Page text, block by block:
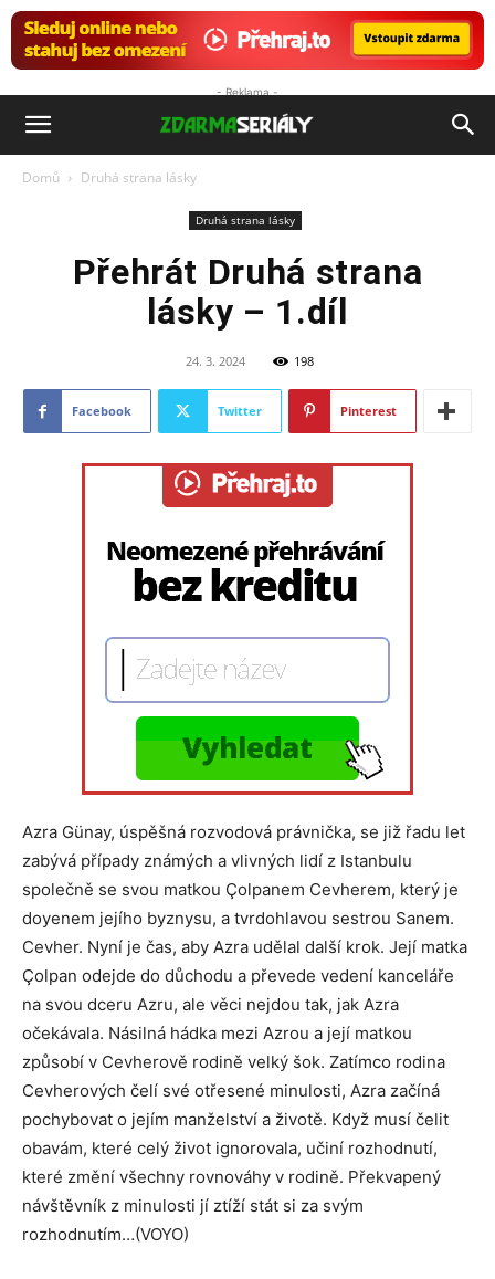
- Reklama -
ZdarmaSeriály.cz
Domů Druhá strana lásky
Druhá strana lásky
Přehrát Druhá strana
lásky – 1.díl
24. 3. 2024 198
Facebook Twitter Pinterest
Azra Günay, úspěšná rozvodová právnička, se již řadu let
zabývá případy známých a vlivných lidí z Istanbulu
společně se svou matkou Çolpanem Cevherem, který je
doyenem jejího byznysu, a tvrdohlavou sestrou Sanem.
Cevher. Nyní je čas, aby Azra udělal další krok. Její matka
Çolpan odejde do důchodu a převede vedení kanceláře
na svou dceru Azru, ale věci nejdou tak, jak Azra
očekávala. Násilná hádka mezi Azrou a její matkou
způsobí v Cevherově rodině velký šok. Zatímco rodina
Cevherových čelí své otřesené minulosti, Azra začíná
pochybovat o jejím manželství a životě. Když musí čelit
obavám, které celý život ignorovala, učiní rozhodnutí,
které změní všechny rovnováhy v rodině. Překvapený
návštěvník z minulosti jí ztíží stát si za svým
rozhodnutím…(VOYO)